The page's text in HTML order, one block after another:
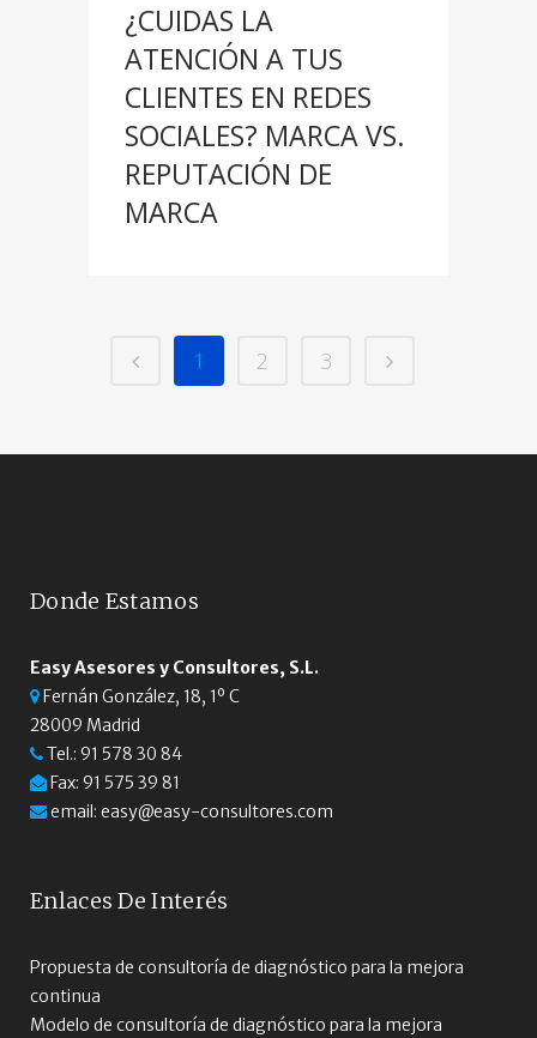
¿CUIDAS LA
ATENCIÓN A TUS
CLIENTES EN REDES
SOCIALES? MARCA VS.
REPUTACIÓN DE
MARCA
1 2 3
Donde Estamos
Easy Asesores y Consultores, S.L.
Fernán González, 18, 1º C
28009 Madrid
Tel.: 91 578 30 84
Fax: 91 575 39 81
email: easy@easy-consultores.com
Enlaces De Interés
Propuesta de consultoría de diagnóstico para la mejora
continua
Modelo de consultoría de diagnóstico para la mejora